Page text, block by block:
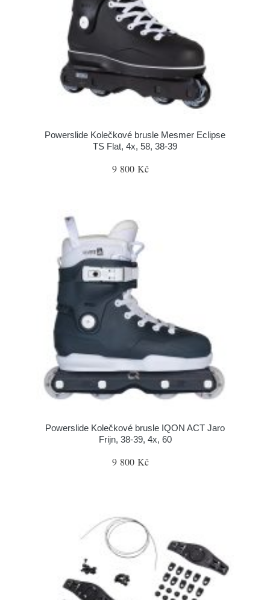
Powerslide Kolečkové brusle Mesmer Eclipse
TS Flat, 4x, 58, 38-39
9 800 Kč
Powerslide Kolečkové brusle IQON ACT Jaro
Frijn, 38-39, 4x, 60
9 800 Kč